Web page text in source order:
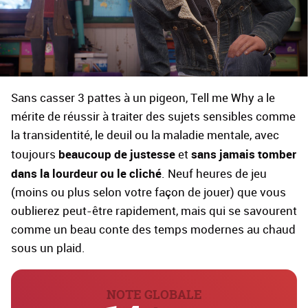
Sans casser 3 pattes à un pigeon, Tell me Why a le
mérite de réussir à traiter des sujets sensibles comme
la transidentité, le deuil ou la maladie mentale, avec
toujours beaucoup de justesse et sans jamais tomber
dans la lourdeur ou le cliché . Neuf heures de jeu
(moins ou plus selon votre façon de jouer) que vous
oublierez peut-être rapidement, mais qui se savourent
comme un beau conte des temps modernes au chaud
sous un plaid.
NOTE GLOBALE